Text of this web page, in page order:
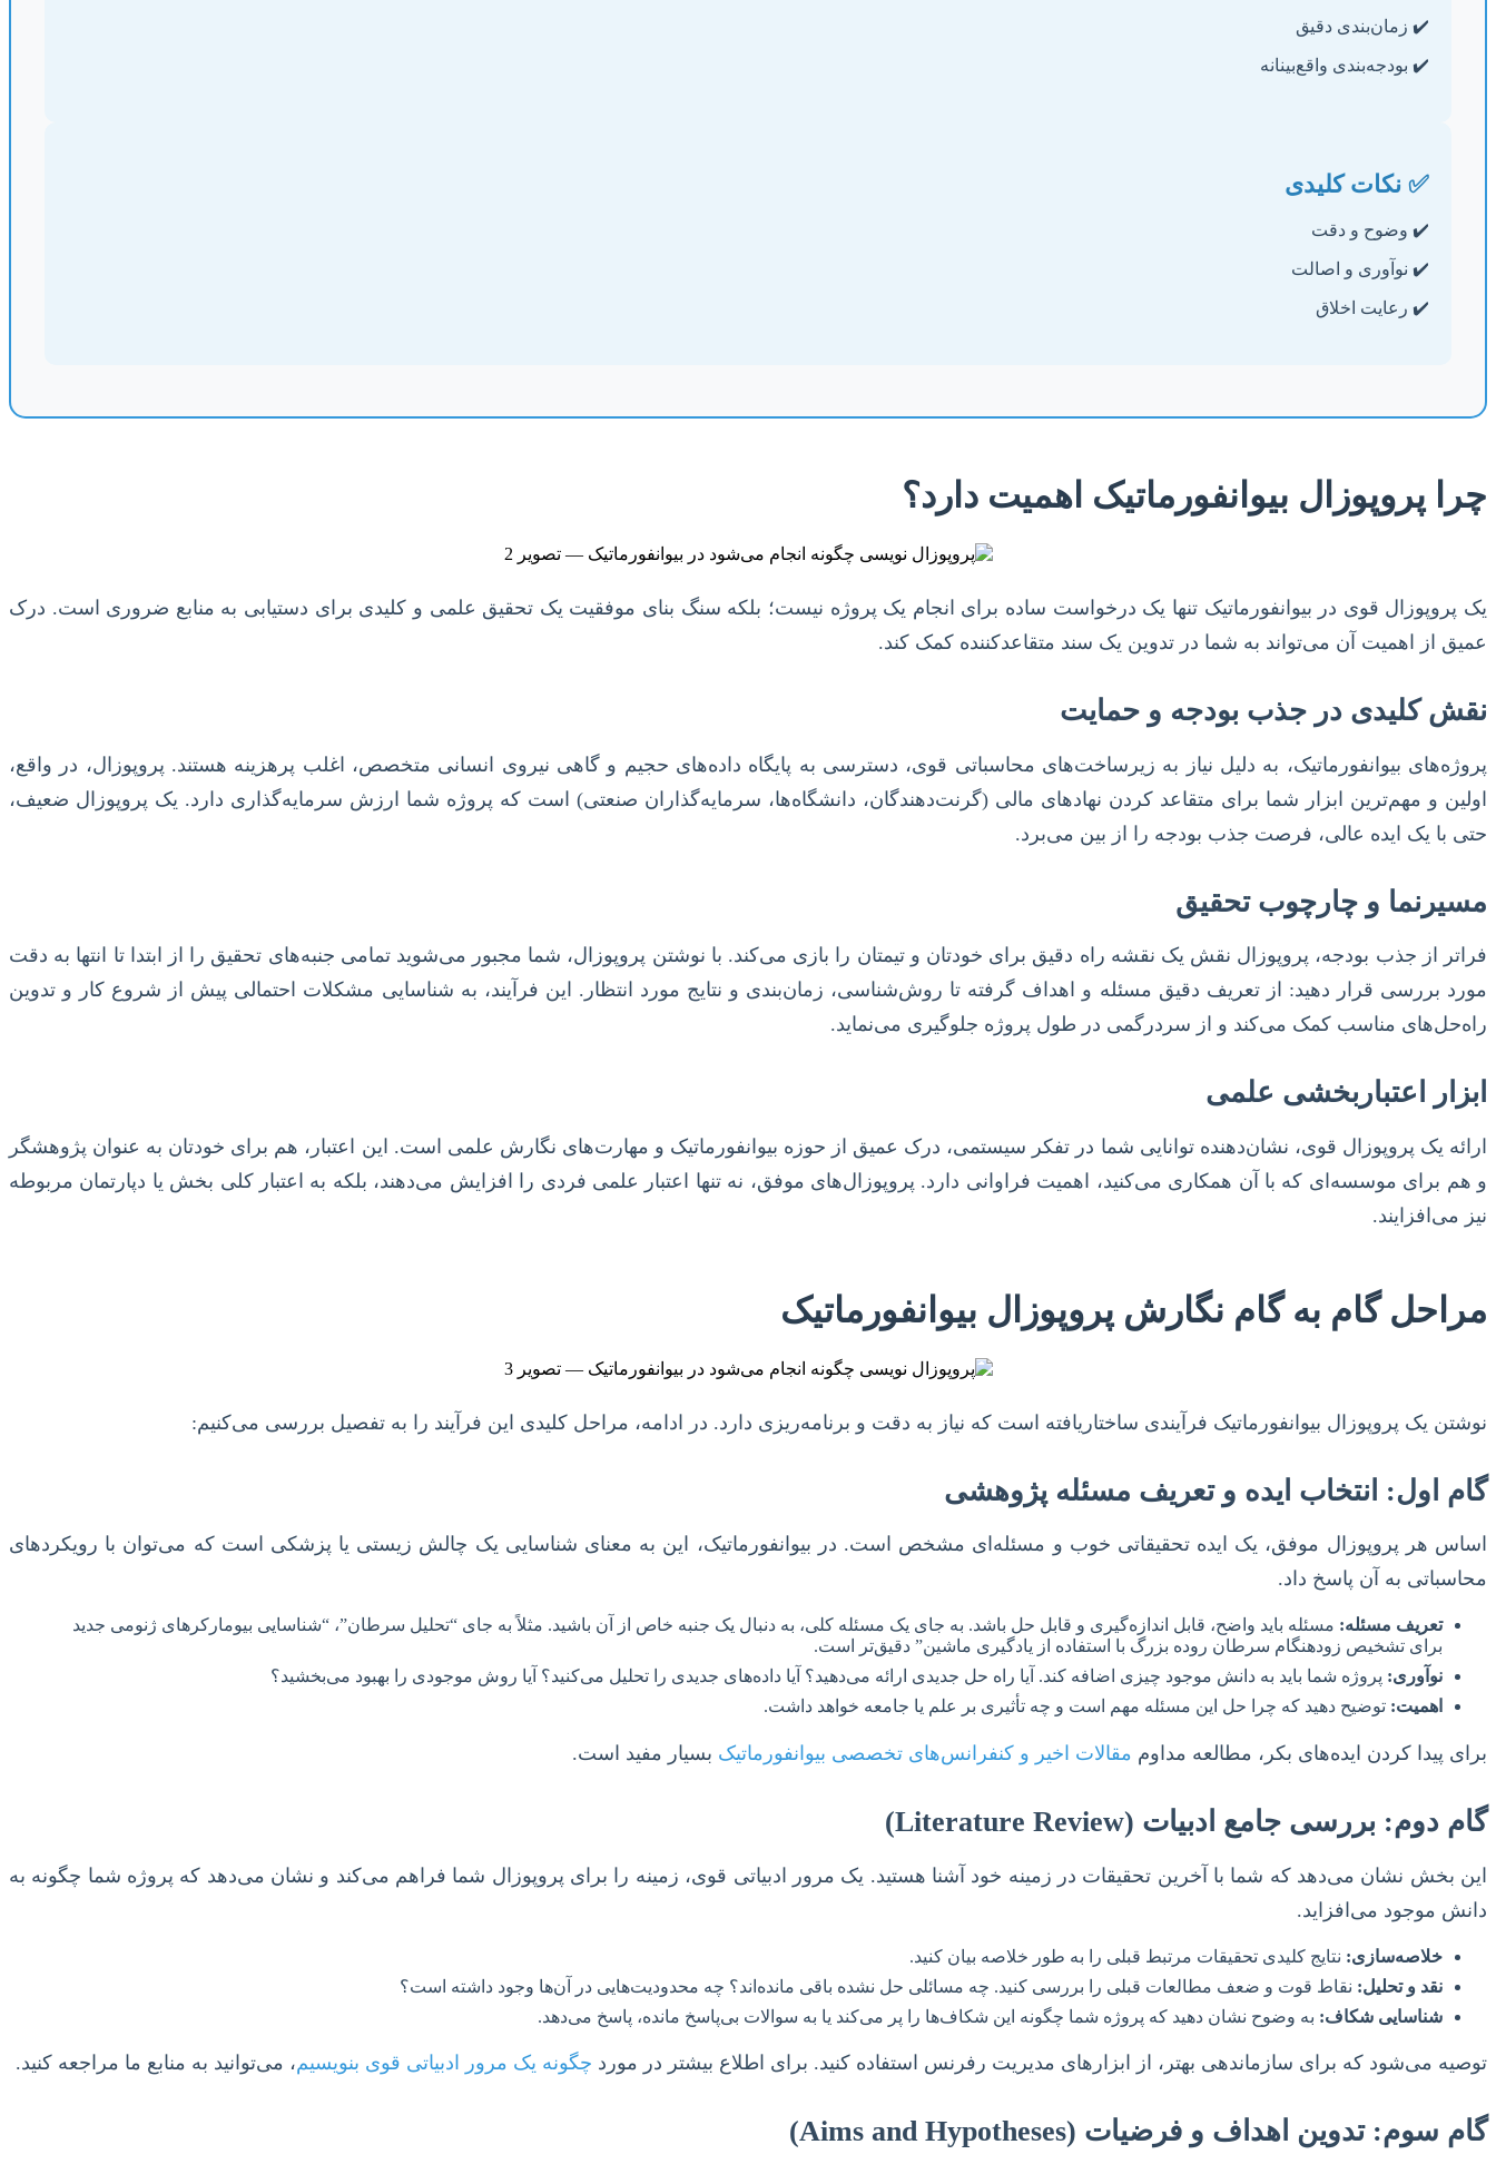
✔️ زمان‌بندی دقیق
✔️ بودجه‌بندی واقع‌بینانه
✅ نکات کلیدی
✔️ وضوح و دقت
✔️ نوآوری و اصالت
✔️ رعایت اخلاق
چرا پروپوزال بیوانفورماتیک اهمیت دارد؟
یک پروپوزال قوی در بیوانفورماتیک تنها یک درخواست ساده برای انجام یک پروژه نیست؛ بلکه سنگ بنای موفقیت یک تحقیق علمی و کلیدی برای دستیابی به منابع ضروری است. درک
عمیق از اهمیت آن می‌تواند به شما در تدوین یک سند متقاعدکننده کمک کند.
نقش کلیدی در جذب بودجه و حمایت
پروژه‌های بیوانفورماتیک، به دلیل نیاز به زیرساخت‌های محاسباتی قوی، دسترسی به پایگاه داده‌های حجیم و گاهی نیروی انسانی متخصص، اغلب پرهزینه هستند. پروپوزال، در واقع،
اولین و مهم‌ترین ابزار شما برای متقاعد کردن نهادهای مالی (گرنت‌دهندگان، دانشگاه‌ها، سرمایه‌گذاران صنعتی) است که پروژه شما ارزش سرمایه‌گذاری دارد. یک پروپوزال ضعیف،
حتی با یک ایده عالی، فرصت جذب بودجه را از بین می‌برد.
مسیرنما و چارچوب تحقیق
فراتر از جذب بودجه، پروپوزال نقش یک نقشه راه دقیق برای خودتان و تیمتان را بازی می‌کند. با نوشتن پروپوزال، شما مجبور می‌شوید تمامی جنبه‌های تحقیق را از ابتدا تا انتها به دقت
مورد بررسی قرار دهید: از تعریف دقیق مسئله و اهداف گرفته تا روش‌شناسی، زمان‌بندی و نتایج مورد انتظار. این فرآیند، به شناسایی مشکلات احتمالی پیش از شروع کار و تدوین
راه‌حل‌های مناسب کمک می‌کند و از سردرگمی در طول پروژه جلوگیری می‌نماید.
ابزار اعتباربخشی علمی
ارائه یک پروپوزال قوی، نشان‌دهنده توانایی شما در تفکر سیستمی، درک عمیق از حوزه بیوانفورماتیک و مهارت‌های نگارش علمی است. این اعتبار، هم برای خودتان به عنوان پژوهشگر
و هم برای موسسه‌ای که با آن همکاری می‌کنید، اهمیت فراوانی دارد. پروپوزال‌های موفق، نه تنها اعتبار علمی فردی را افزایش می‌دهند، بلکه به اعتبار کلی بخش یا دپارتمان مربوطه
نیز می‌افزایند.
مراحل گام به گام نگارش پروپوزال بیوانفورماتیک
نوشتن یک پروپوزال بیوانفورماتیک فرآیندی ساختاریافته است که نیاز به دقت و برنامه‌ریزی دارد. در ادامه، مراحل کلیدی این فرآیند را به تفصیل بررسی می‌کنیم:
گام اول: انتخاب ایده و تعریف مسئله پژوهشی
اساس هر پروپوزال موفق، یک ایده تحقیقاتی خوب و مسئله‌ای مشخص است. در بیوانفورماتیک، این به معنای شناسایی یک چالش زیستی یا پزشکی است که می‌توان با رویکردهای
محاسباتی به آن پاسخ داد.
تعریف مسئله: مسئله باید واضح، قابل اندازه‌گیری و قابل حل باشد. به جای یک مسئله کلی، به دنبال یک جنبه خاص از آن باشید. مثلاً به جای “تحلیل سرطان”، “شناسایی بیومارکرهای ژنومی جدید
برای تشخیص زودهنگام سرطان روده بزرگ با استفاده از یادگیری ماشین” دقیق‌تر است.
نوآوری: پروژه شما باید به دانش موجود چیزی اضافه کند. آیا راه حل جدیدی ارائه می‌دهید؟ آیا داده‌های جدیدی را تحلیل می‌کنید؟ آیا روش موجودی را بهبود می‌بخشید؟
اهمیت: توضیح دهید که چرا حل این مسئله مهم است و چه تأثیری بر علم یا جامعه خواهد داشت.
برای پیدا کردن ایده‌های بکر، مطالعه مداوم مقالات اخیر و کنفرانس‌های تخصصی بیوانفورماتیک بسیار مفید است.
گام دوم: بررسی جامع ادبیات (Literature Review)
این بخش نشان می‌دهد که شما با آخرین تحقیقات در زمینه خود آشنا هستید. یک مرور ادبیاتی قوی، زمینه را برای پروپوزال شما فراهم می‌کند و نشان می‌دهد که پروژه شما چگونه به
دانش موجود می‌افزاید.
خلاصه‌سازی: نتایج کلیدی تحقیقات مرتبط قبلی را به طور خلاصه بیان کنید.
نقد و تحلیل: نقاط قوت و ضعف مطالعات قبلی را بررسی کنید. چه مسائلی حل نشده باقی مانده‌اند؟ چه محدودیت‌هایی در آن‌ها وجود داشته است؟
شناسایی شکاف: به وضوح نشان دهید که پروژه شما چگونه این شکاف‌ها را پر می‌کند یا به سوالات بی‌پاسخ مانده، پاسخ می‌دهد.
توصیه می‌شود که برای سازماندهی بهتر، از ابزارهای مدیریت رفرنس استفاده کنید. برای اطلاع بیشتر در مورد چگونه یک مرور ادبیاتی قوی بنویسیم، می‌توانید به منابع ما مراجعه کنید.
گام سوم: تدوین اهداف و فرضیات (Aims and Hypotheses)